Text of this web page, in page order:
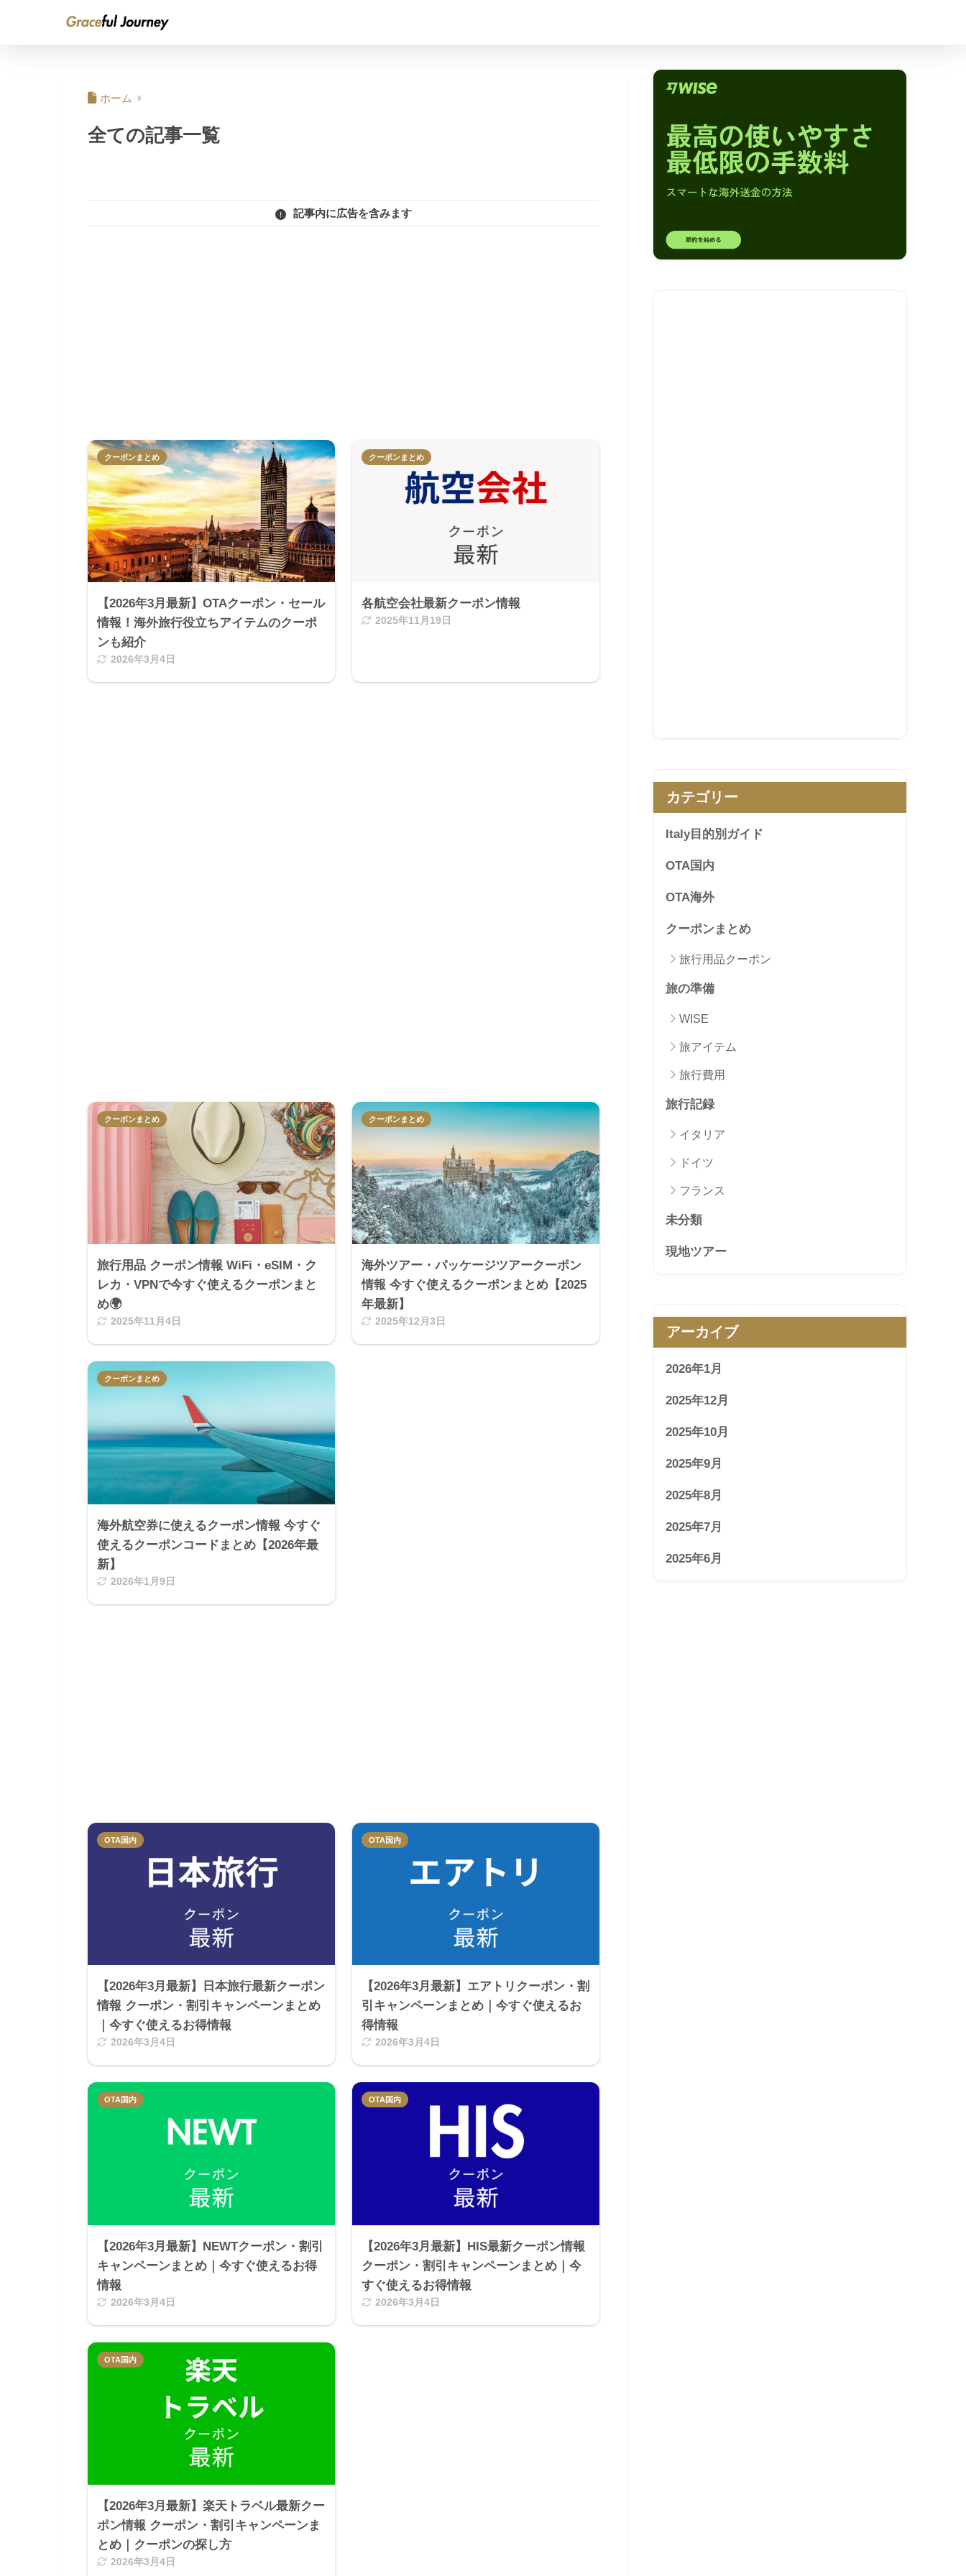
ホーム
全ての記事一覧
記事内に広告を含みます
【2026年3月最新】OTAクーポン・セール
情報！海外旅行役立ちアイテムのクーポ
ンも紹介
2026年3月4日
クーポンまとめ
各航空会社最新クーポン情報
2025年11月19日
クーポンまとめ
旅行用品 クーポン情報 WiFi・eSIM・ク
レカ・VPNで今すぐ使えるクーポンまと
め🌍
2025年11月4日
クーポンまとめ
海外ツアー・パッケージツアークーポン
情報 今すぐ使えるクーポンまとめ【2025
年最新】
2025年12月3日
クーポンまとめ
海外航空券に使えるクーポン情報 今すぐ
使えるクーポンコードまとめ【2026年最
新】
2026年1月9日
クーポンまとめ
【2026年3月最新】日本旅行最新クーポン
情報 クーポン・割引キャンペーンまとめ
｜今すぐ使えるお得情報
2026年3月4日
OTA国内
【2026年3月最新】エアトリクーポン・割
引キャンペーンまとめ｜今すぐ使えるお
得情報
2026年3月4日
OTA国内
【2026年3月最新】NEWTクーポン・割引
キャンペーンまとめ｜今すぐ使えるお得
情報
2026年3月4日
OTA国内
【2026年3月最新】HIS最新クーポン情報
クーポン・割引キャンペーンまとめ｜今
すぐ使えるお得情報
2026年3月4日
OTA国内
【2026年3月最新】楽天トラベル最新クー
ポン情報 クーポン・割引キャンペーンま
とめ｜クーポンの探し方
2026年3月4日
OTA国内
カテゴリー
Italy目的別ガイド
OTA国内
OTA海外
クーポンまとめ
旅行用品クーポン
旅の準備
WISE
旅アイテム
旅行費用
旅行記録
イタリア
ドイツ
フランス
未分類
現地ツアー
アーカイブ
2026年1月
2025年12月
2025年10月
2025年9月
2025年8月
2025年7月
2025年6月